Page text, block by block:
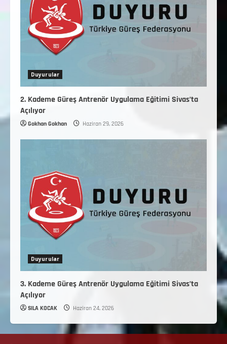
Duyurular
2. Kademe Güreş Antrenör Uygulama Eğitimi Sivas’ta
Açılıyor
Gokhan Gokhan Haziran 29, 2026
Duyurular
3. Kademe Güreş Antrenör Uygulama Eğitimi Sivas’ta
Açılıyor
SILA KOCAK Haziran 24, 2026